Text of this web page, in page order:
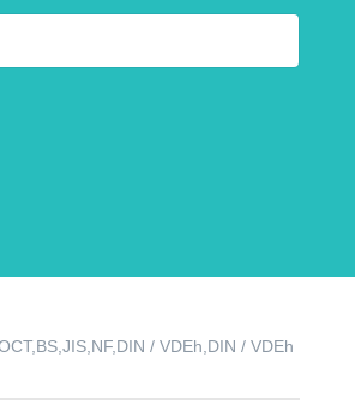
/ VDEh,DIN / VDEh